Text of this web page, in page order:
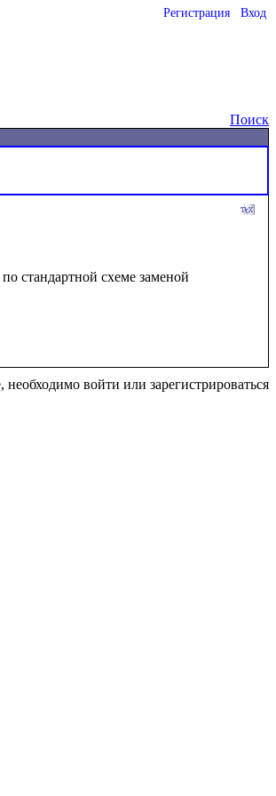
Регистрация Вход
Поиск
стандартной схеме заменой
войти или зарегистрироваться